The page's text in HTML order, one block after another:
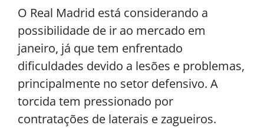
O Real Madrid está considerando a
possibilidade de ir ao mercado em
janeiro, já que tem enfrentado
dificuldades devido a lesões e problemas,
principalmente no setor defensivo. A
torcida tem pressionado por
contratações de laterais e zagueiros.